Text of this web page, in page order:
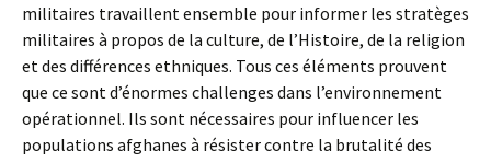
militaires travaillent ensemble pour informer les stratèges
militaires à propos de la culture, de l’Histoire, de la religion
et des différences ethniques. Tous ces éléments prouvent
que ce sont d’énormes challenges dans l’environnement
opérationnel. Ils sont nécessaires pour influencer les
populations afghanes à résister contre la brutalité des